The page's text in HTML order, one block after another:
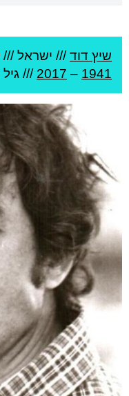
שיץ דוד/// ישראל ///
1941
–
2017 /// גיל